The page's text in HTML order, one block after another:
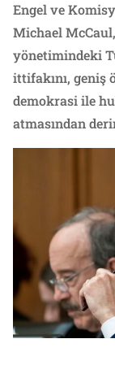
Engel ve
Michael
yönetimindeki
ittifakını, geniş
demokrasi ile
atmasından